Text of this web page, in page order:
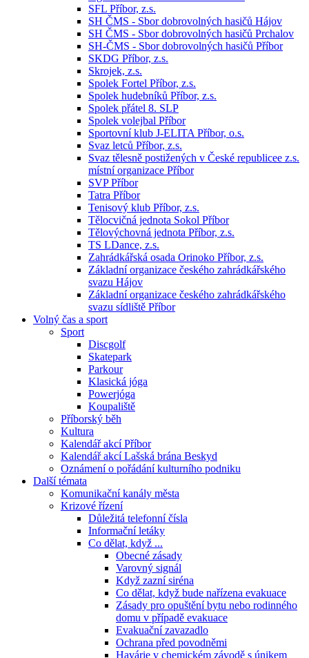
SFL Příbor, z.s.
SH ČMS - Sbor dobrovolných hasičů Hájov
SH ČMS - Sbor dobrovolných hasičů Prchalov
SH-ČMS - Sbor dobrovolných hasičů Příbor
SKDG Příbor, z.s.
Skrojek, z.s.
Spolek Fortel Příbor, z.s.
Spolek hudebníků Příbor, z.s.
Spolek přátel 8. SLP
Spolek volejbal Příbor
Sportovní klub J-ELITA Příbor, o.s.
Svaz letců Příbor, z.s.
Svaz tělesně postižených v České republicee z.s.
místní organizace Příbor
SVP Příbor
Tatra Příbor
Tenisový klub Příbor, z.s.
Tělocvičná jednota Sokol Příbor
Tělovýchovná jednota Příbor, z.s.
TS LDance, z.s.
Zahrádkářská osada Orinoko Příbor, z.s.
Základní organizace českého zahrádkářského
svazu Hájov
Základní organizace českého zahrádkářského
svazu sídliště Příbor
Volný čas a sport
Sport
Discgolf
Skatepark
Parkour
Klasická jóga
Powerjóga
Koupaliště
Příborský běh
Kultura
Kalendář akcí Příbor
Kalendář akcí Lašská brána Beskyd
Oznámení o pořádání kulturního podniku
Další témata
Komunikační kanály města
Krizové řízení
Důležitá telefonní čísla
Informační letáky
Co dělat, když ...
Obecné zásady
Varovný signál
Když zazní siréna
Co dělat, když bude nařízena evakuace
Zásady pro opuštění bytu nebo rodinného
domu v případě evakuace
Evakuační zavazadlo
Ochrana před povodněmi
Havárie v chemickém závodě s únikem